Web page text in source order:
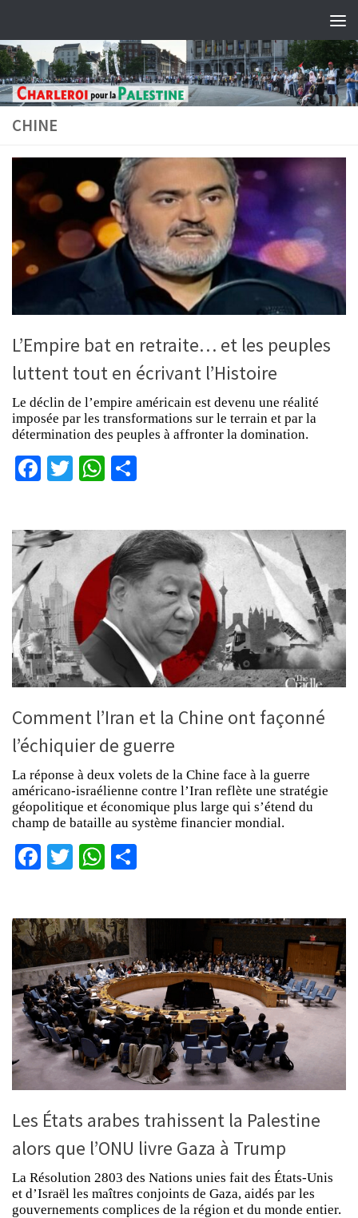
CHINE
L’Empire bat en retraite… et les peuples
luttent tout en écrivant l’Histoire
Le déclin de l’empire américain est devenu une réalité
imposée par les transformations sur le terrain et par la
détermination des peuples à affronter la domination.
Facebook
TwitterWhatsApp
Comment l’Iran et la Chine ont façonné
l’échiquier de guerre
La réponse à deux volets de la Chine face à la guerre
américano-israélienne contre l’Iran reflète une stratégie
géopolitique et économique plus large qui s’étend du
champ de bataille au système financier mondial.
Facebook
TwitterWhatsApp
Les États arabes trahissent la Palestine
alors que l’ONU livre Gaza à Trump
La Résolution 2803 des Nations unies fait des États-Unis
et d’Israël les maîtres conjoints de Gaza, aidés par les
gouvernements complices de la région et du monde entier.